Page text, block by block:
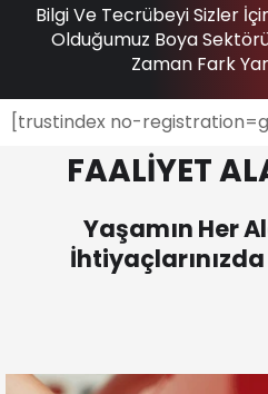
Bilgi Ve Tecrübeyi Sizler
Olduğumuz Boya
Zaman Fark
[trustindex no-
FAALİYET
Yaşamın Her
İhtiyaçlarınızda